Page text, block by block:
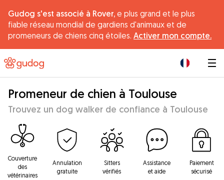
Gudog s'est associé à Rover, e plus grand et le plus
fiable réseau mondial de gardiens d'animaux et de
promeneurs de chiens cinq étoiles. Activer mon compte.
Promeneur de chien à Toulouse
Trouvez un dog walker de confiance à Toulouse
Couverture
des
vétérinaires
Annulation
gratuite
Sitters
vérifiés
Assistance
et aide
Paiement
sécurisé